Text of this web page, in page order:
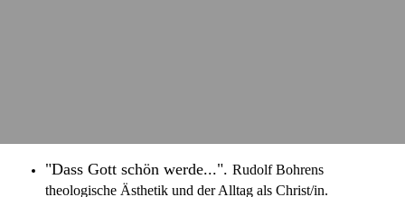
"Dass Gott schön werde...". Rudolf Bohrens
theologische Ästhetik und der Alltag als Christ/in.